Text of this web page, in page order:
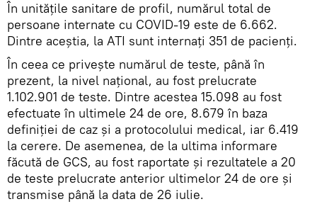
În unitățile sanitare de profil, numărul total de
persoane internate cu COVID-19 este de 6.662.
Dintre aceștia, la ATI sunt internați 351 de pacienți.
În ceea ce priveşte numărul de teste, până în
prezent, la nivel național, au fost prelucrate
1.102.901 de teste. Dintre acestea 15.098 au fost
efectuate în ultimele 24 de ore, 8.679 în baza
definiției de caz și a protocolului medical, iar 6.419
la cerere. De asemenea, de la ultima informare
făcută de GCS, au fost raportate și rezultatele a 20
de teste prelucrate anterior ultimelor 24 de ore și
transmise până la data de 26 iulie.